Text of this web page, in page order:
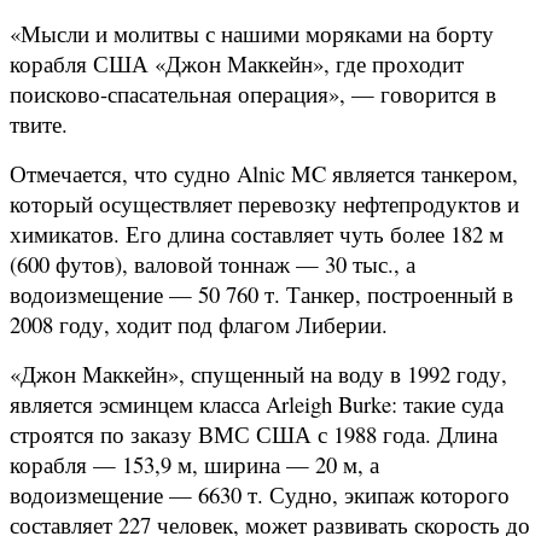
«Мысли и молитвы с нашими моряками на борту
корабля США «Джон Маккейн», где проходит
поисково-спасательная операция», — говорится в
твите.
Отмечается, что судно Alnic MC является танкером,
который осуществляет перевозку нефтепродуктов и
химикатов. Его длина составляет чуть более 182 м
(600 футов), валовой тоннаж — 30 тыс., а
водоизмещение — 50 760 т. Танкер, построенный в
2008 году, ходит под флагом Либерии.
«Джон Маккейн», спущенный на воду в 1992 году,
является эсминцем класса Arleigh Burke: такие суда
строятся по заказу ВМС США с 1988 года. Длина
корабля — 153,9 м, ширина — 20 м, а
водоизмещение — 6630 т. Судно, экипаж которого
составляет 227 человек, может развивать скорость до